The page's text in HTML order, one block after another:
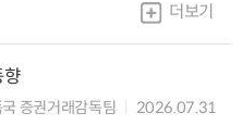
더보기
향
증권거래감독팀
2026.07.31